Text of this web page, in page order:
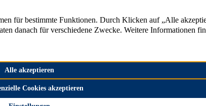
hat 4,53
Sternen
Wald verkaufen
Landhaus verkaufen